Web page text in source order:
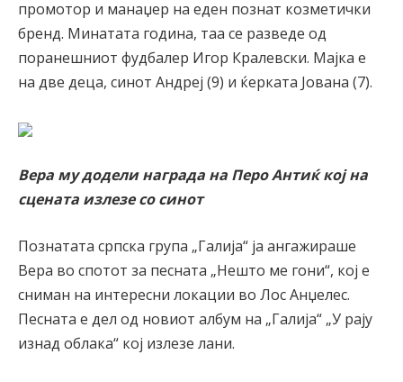
промотор и манаџер на еден познат козметички
бренд. Минатата година, таа се разведе од
поранешниот фудбалер Игор Кралевски. Мајка е
на две деца, синот Андреј (9) и ќерката Јована (7).
Вера му додели награда на Перо Антиќ кој на
сцената излезе со синот
Познатата српска група „Галија“ ја ангажираше
Вера во спотот за песната „Нешто ме гони“, кој е
сниман на интересни локации во Лос Анџелес.
Песната е дел од новиот албум на „Галија“ „У рају
изнад облака“ кој излезе лани.